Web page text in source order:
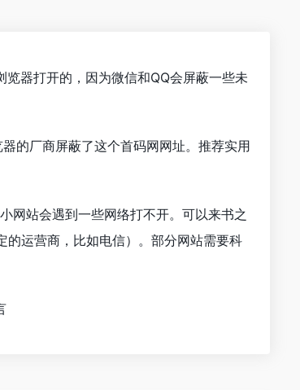
器打开的，因为微信和QQ会屏蔽一些未
的厂商屏蔽了这个首码网网址。推荐实用
网站会遇到一些网络打不开。可以来书之
运营商，比如电信）。部分网站需要科